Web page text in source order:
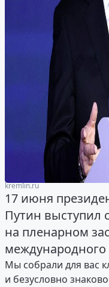
kremlin.ru
17 июня
Путин выступил
на пленарном
Мы собрали для вас
и безусловно